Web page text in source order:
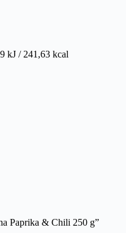
kJ / 241,63 kcal
Paprika & Chili 250 g”